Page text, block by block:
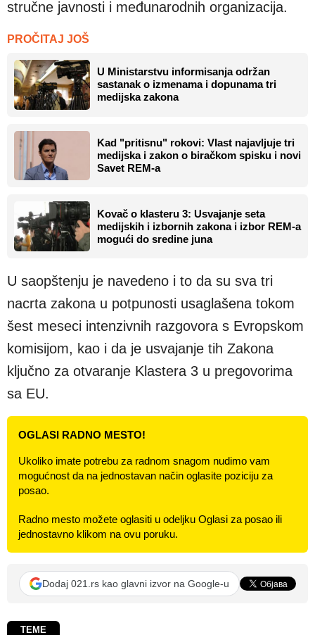
stručne javnosti i međunarodnih organizacija.
PROČITAJ JOŠ
U Ministarstvu informisanja održan
sastanak o izmenama i dopunama tri
medijska zakona
Kad "pritisnu" rokovi: Vlast najavljuje tri
medijska i zakon o biračkom spisku i novi
Savet REM-a
Kovač o klasteru 3: Usvajanje seta
medijskih i izbornih zakona i izbor REM-a
mogući do sredine juna
U saopštenju je navedeno i to da su sva tri
nacrta zakona u potpunosti usaglašena tokom
šest meseci intenzivnih razgovora s Evropskom
komisijom, kao i da je usvajanje tih Zakona
ključno za otvaranje Klastera 3 u pregovorima
sa EU.
OGLASI RADNO MESTO!
Ukoliko imate potrebu za radnom snagom nudimo vam
mogućnost da na jednostavan način oglasite poziciju za
posao.
Radno mesto možete oglasiti u odeljku Oglasi za posao ili
jednostavno klikom na ovu poruku.
Dodaj 021.rs kao glavni izvor na Google-u
TEME